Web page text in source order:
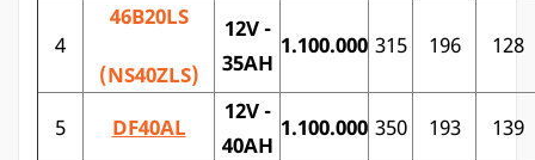
4
46B20LS
(NS40ZLS)
12V -
35AH
1.100.000 315 196 128
5 DF40AL
12V -
40AH
1.100.000 350 193 139